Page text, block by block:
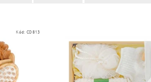
Kód: CD813